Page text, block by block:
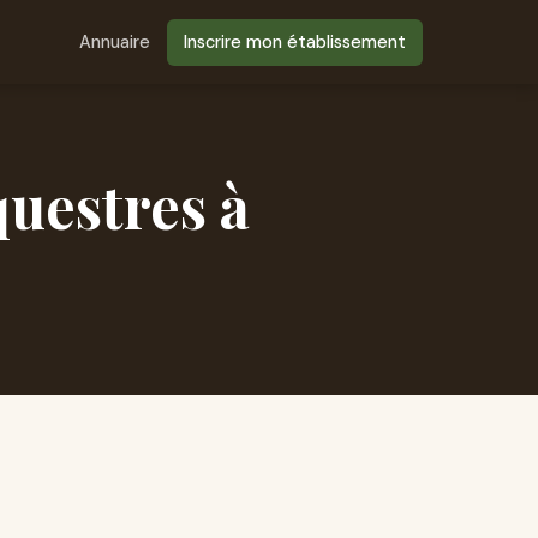
Annuaire Inscrire mon établissement
à